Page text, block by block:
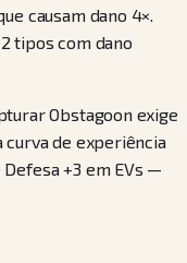
causam dano 4×.
tipos com dano
Obstagoon exige
curva de experiência
+3 em EVs —